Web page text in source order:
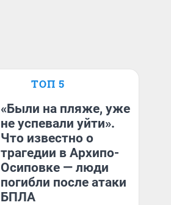
ТОП 5
«Были на пляже, уже
не успевали уйти».
Что известно о
трагедии в Архипо-
Осиповке — люди
погибли после атаки
БПЛА